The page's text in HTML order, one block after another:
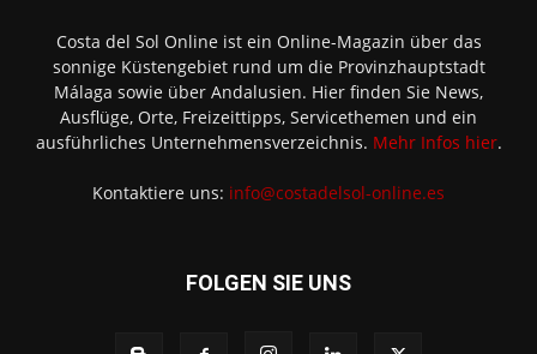
Costa del Sol Online ist ein Online-Magazin über das
sonnige Küstengebiet rund um die Provinzhauptstadt
Málaga sowie über Andalusien. Hier finden Sie News,
Ausflüge, Orte, Freizeittipps, Servicethemen und ein
ausführliches Unternehmensverzeichnis. Mehr Infos hier.
Kontaktiere uns: info@costadelsol-online.es
FOLGEN SIE UNS